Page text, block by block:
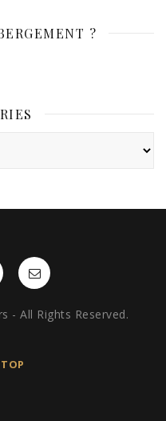
?
- All Rights Reserved.